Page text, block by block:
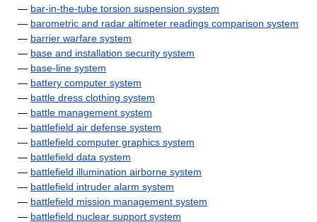
— bar-in-the-tube torsion suspension system
— barometric and radar altimeter readings comparison system
— barrier warfare system
— base and installation security system
— base-line system
— battery computer system
— battle dress clothing system
— battle management system
— battlefield air defense system
— battlefield computer graphics system
— battlefield data system
— battlefield illumination airborne system
— battlefield intruder alarm system
— battlefield mission management system
— battlefield nuclear support system